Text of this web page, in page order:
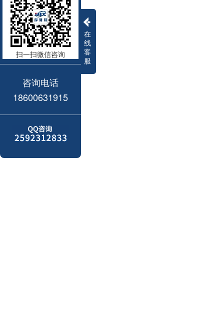
在
线
客
服
扫一扫微信咨询
咨询电话
18600631915